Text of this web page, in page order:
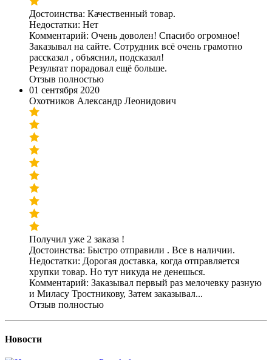
Достоинства: Качественный товар.
Недостатки: Нет
Комментарий: Очень доволен! Спасибо огромное!
Заказывал на сайте. Сотрудник всё очень грамотно
рассказал , объяснил, подсказал!
Результат порадовал ещё больше.
Отзыв полностью
01 сентября 2020
Охотников Александр Леонидович
Получил уже 2 заказа !
Достоинства: Быстро отправили . Все в наличии.
Недостатки: Дорогая доставка, когда отправляется
хрупки товар. Но тут никуда не денешься.
Комментарий: Заказывал первый раз мелочевку разную
и Миласу Тростникову, Затем заказывал...
Отзыв полностью
Новости